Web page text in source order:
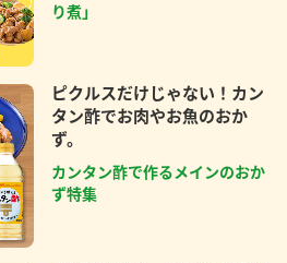
り煮」
ピクルスだけじゃない！カン
タン酢でお肉やお魚のおか
ず。
カンタン酢で作るメインのおか
ず特集